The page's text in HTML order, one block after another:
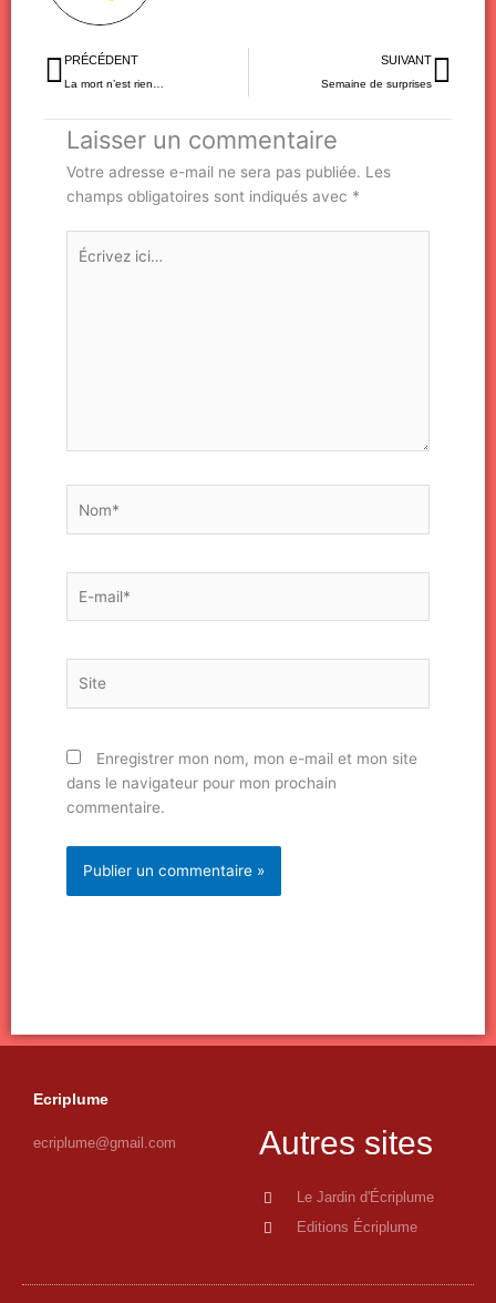
Précédent
PRÉCÉDENT
La mort n’est rien…
SUIVANT
Semaine de surprises
Laisser un commentaire
Votre adresse e-mail ne sera pas publiée. Les
champs obligatoires sont indiqués avec *
Écrivez
ici…
mail*
Enregistrer mon nom, mon e-mail et mon site
dans le navigateur pour mon prochain
commentaire.
Ecriplume
ecriplume@gmail.com Autres sites
Le Jardin d'Écriplume
Editions Écriplume